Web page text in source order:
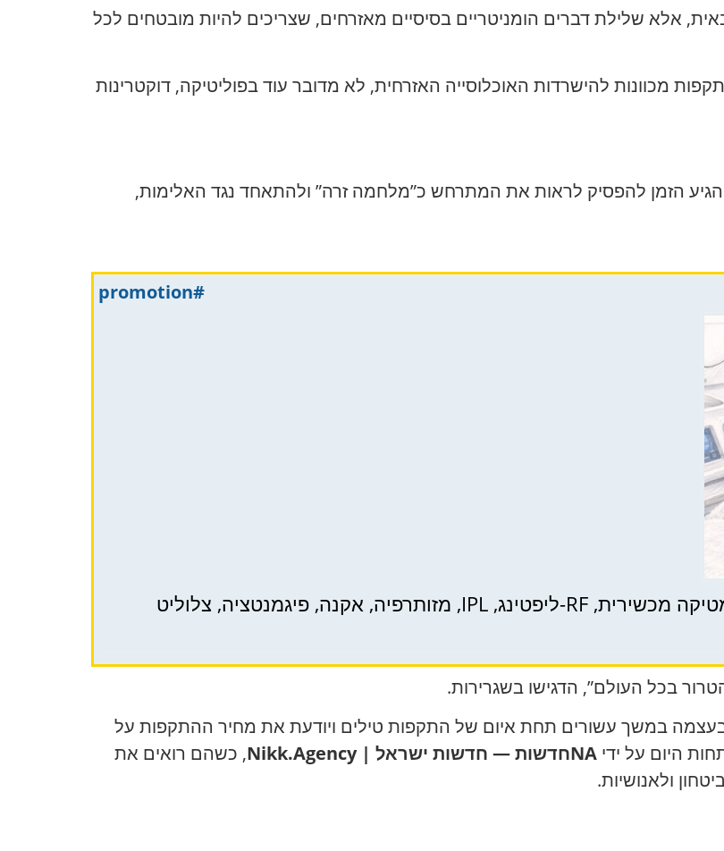
אלא שלילת דברים הומניטריים בסיסיים מאזרחים, שצריכים להיות מובטחים לכל
מכוונות להישרדות האוכלוסייה האזרחית, לא מדובר עוד בפוליטיקה, דוקטרינות
הזמן להפסיק לראות את המתרחש כ”מלחמה זרה” ולהתאחד נגד האלימות,
#promotion
בכל העולם”, הדגישו בשגרירות.
במשך עשורים תחת איום של התקפות טילים ויודעת את מחיר ההתקפות על
היום על ידי NAחדשות — חדשות ישראל | Nikk.Agency
, כשהם רואים את
ולאנושיות.